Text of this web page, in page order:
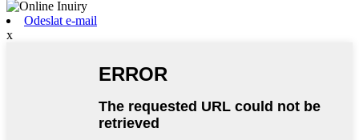
Odeslat e-mail
x